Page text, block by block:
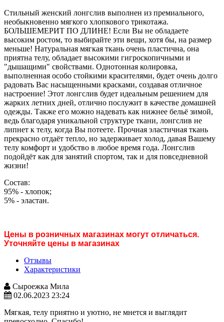
Стильный женский лонгслив выполнен из премиального,
необыкновенно мягкого хлопкового трикотажа.
БОЛЬШЕМЕРИТ ПО ДЛИНЕ! Если Вы не обладаете
высоким ростом, то выбирайте эти вещи, хотя бы, на размер
меньше! Натуральная мягкая ткань очень пластична, она
приятна телу, обладает высокими гигроскопичными и
"дышащими" свойствами. Однотонная колировка,
выполненная особо стойкими красителями, будет очень долго
радовать Вас насыщенными красками, создавая отличное
настроение! Этот лонгслив будет идеальным решением для
жарких летних дней, отлично послужит в качестве домашней
одежды. Также его можно надевать как нижнее бельё зимой,
ведь благодаря уникальной структуре ткани, лонгслив не
липнет к телу, когда Вы потеете. Прочная эластичная ткань
прекрасно отдаёт тепло, но задерживает холод, давая Вашему
телу комфорт и удобство в любое время года. Лонгслив
подойдёт как для занятий спортом, так и для повседневной
жизни!
Состав:
95% - хлопок;
5% - эластан.
Цены в розничных магазинах могут отличаться.
Уточняйте цены в магазинах
Отзывы
Характеристики
Сыроежка Мила
02.06.2023 23:24
Мягкая, телу приятно и уютно, не мнется и выглядит